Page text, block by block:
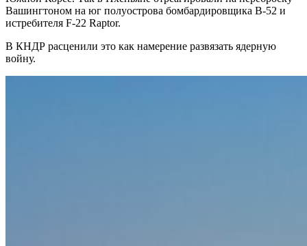
Вашингтоном на юг полуострова бомбардировщика В-52 и
истребителя F-22 Raptor.
В КНДР расценили это как намерение развязать ядерную
войну.